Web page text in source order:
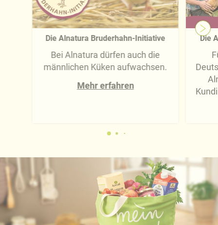
Die Alnatura Bruderhahn-Initiative
Bei Alnatura dürfen auch die
männlichen Küken aufwachsen.
Mehr erfahren
Die